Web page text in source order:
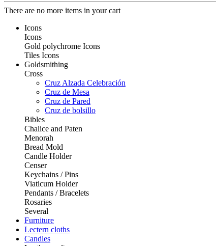
There are no more items in your cart
Icons
Icons
Gold polychrome Icons
Tiles Icons
Goldsmithing
Cross
Cruz Alzada Celebración
Cruz de Mesa
Cruz de Pared
Cruz de bolsillo
Bibles
Chalice and Paten
Menorah
Bread Mold
Candle Holder
Censer
Keychains / Pins
Viaticum Holder
Pendants / Bracelets
Rosaries
Several
Furniture
Lectern cloths
Candles